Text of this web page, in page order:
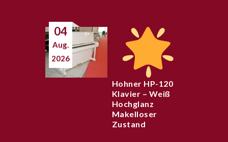
04
Aug.
2026
Hohner HP-120
Klavier – Weiß
Hochglanz
Makelloser
Zustand